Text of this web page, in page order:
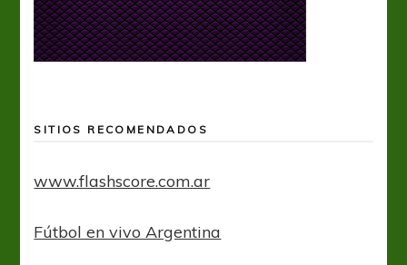
SITIOS RECOMENDADOS
www.flashscore.com.ar
Fútbol en vivo Argentina